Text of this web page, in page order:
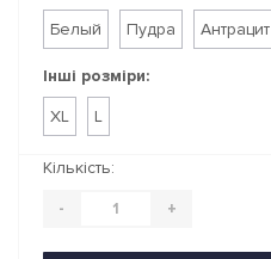
Белый
Пудра Антрацит
Інші розміри:
XL
L
Кількість:
- +